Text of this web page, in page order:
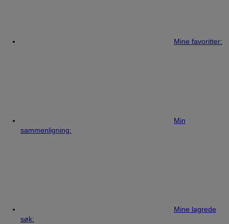
Mine favoritter:
Min
sammenligning:
Mine lagrede
søk: